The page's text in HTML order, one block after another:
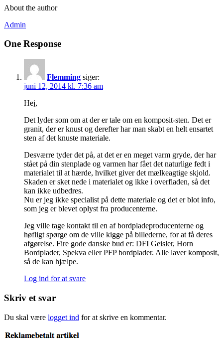
About the author
Admin
One Response
Flemming siger:
juni 12, 2014 kl. 7:36 am
Hej,
Det lyder som om at der er tale om en komposit-sten. Det er
granit, der er knust og derefter har man skabt en helt ensartet
sten af det knuste materiale.
Desværre tyder det på, at det er en meget varm gryde, der har
stået på din stenplade og varmen har fået det naturlige fedt i
materialet til at hærde, hvilket giver det mælkeagtige skjold.
Skaden er sket nede i materialet og ikke i overfladen, så det
kan ikke udbedres.
Nu er jeg ikke specialist på dette materiale og det er blot info,
som jeg er blevet oplyst fra producenterne.
Jeg ville tage kontakt til en af bordpladeproducenterne og
høfligt spørge om de ville kigge på billederne, for at få deres
afgørelse. Fire gode danske bud er: DFI Geisler, Horn
Bordplader, Spekva eller PFP bordplader. Alle laver komposit,
så de kan hjælpe.
Log ind for at svare
Skriv et svar
Du skal være logget ind for at skrive en kommentar.